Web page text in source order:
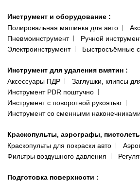
Инструмент и оборудование :
Полировальная машинка для авто
Пневмоинструмент
Ручной
Электроинструмент
Быстросъёмные
Инструмент для удаления вмятин :
Аксессуары ПДР
Заглушки, клипсы
Инструмент PDR поштучно
Инструмент с поворотной рукоятью
Инструмент со сменными наконечниками
Краскопульты, аэрографы,
Краскопульты для покраски авто
Фильтры воздушного давления
Подготовка поверхности :